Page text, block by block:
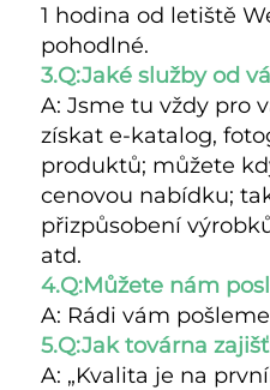
1 hodina od letiště
pohodlné.
3.Q:Jaké služby od
A: Jsme tu vždy pro
získat e-katalog,
produktů; můžete
cenovou nabídku;
přizpůsobení
atd.
4.Q:Můžete nám
A: Rádi vám
5.Q:Jak továrna
A: „Kvalita je na